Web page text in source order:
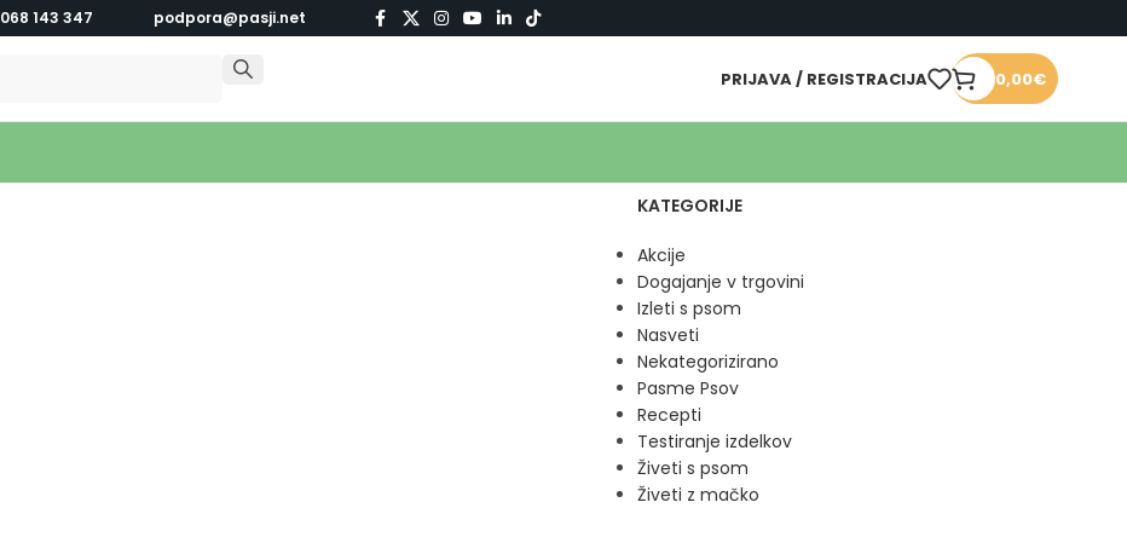
068 143 347 podpora@pasji.net
PRIJAVA / REGISTRACIJA 0,00€
KATEGORIJE
Akcije
Dogajanje v trgovini
Izleti s psom
Nasveti
Nekategorizirano
Pasme Psov
Recepti
Testiranje izdelkov
Živeti s psom
Živeti z mačko